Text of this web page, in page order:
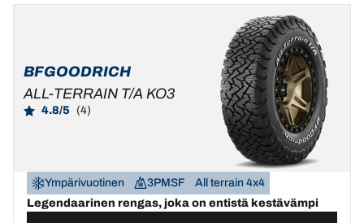
BFGOODRICH
ALL-TERRAIN T/A KO3
4.8/5 (4)
Ympärivuotinen 3PMSF
All terrain 4x4
Legendaarinen rengas, joka on entistä kestävämpi